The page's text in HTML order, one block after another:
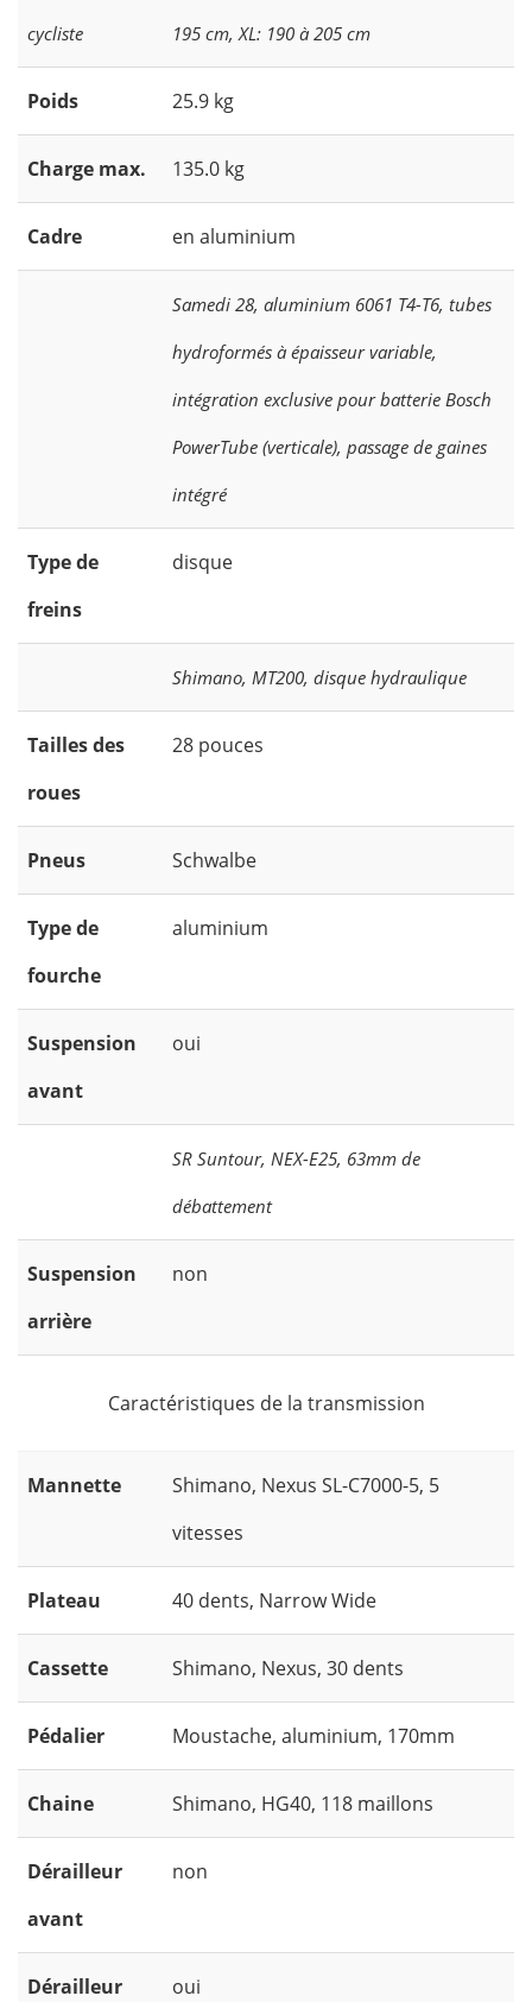
cycliste
195 cm, XL: 190 à 205 cm
Poids 25.9 kg
Charge max. 135.0 kg
Cadre en aluminium
Samedi 28, aluminium 6061 T4-T6, tubes
hydroformés à épaisseur variable,
intégration exclusive pour batterie Bosch
PowerTube (verticale), passage de gaines
intégré
Type de
freins
disque
Shimano, MT200, disque hydraulique
Tailles des
roues
28 pouces
Pneus Schwalbe
Type de
fourche
aluminium
Suspension
avant
oui
SR Suntour, NEX-E25, 63mm de
débattement
Suspension
arrière
non
Caractéristiques de la transmission
Mannette
Shimano, Nexus SL-C7000-5, 5
vitesses
Plateau 40 dents, Narrow Wide
Cassette Shimano, Nexus, 30 dents
Pédalier Moustache, aluminium, 170mm
Chaine Shimano, HG40, 118 maillons
Dérailleur
avant
non
Dérailleur oui